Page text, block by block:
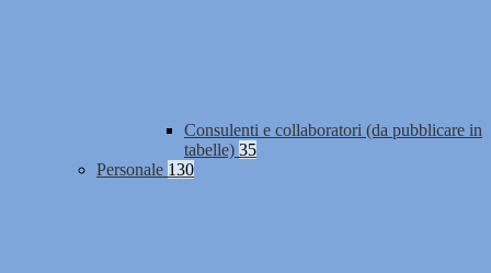
Consulenti e collaboratori (da pubblicare in
tabelle) 35
Personale 130